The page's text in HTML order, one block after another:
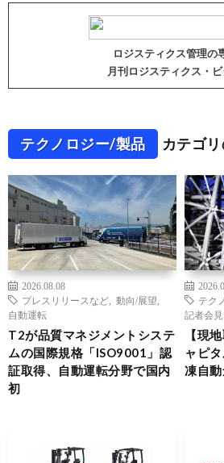
ロジスティクス管理の
月刊ロジスティクス・
テクノロジー/製品 カテゴ
2026.08.08
プレスリリースなど
動向/展望
自動運転
T2が品質マネジメントシステ
ムの国際規格「ISO9001」認
証取得、自動運転分野で国内
初
テク
記者会
【現
ャピ
凍自